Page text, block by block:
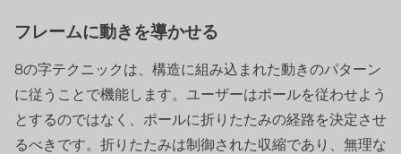
フレームに動きを導かせる
8の字テクニックは、構造に組み込まれた動きのパターン
に従うことで機能します。ユーザーはポールを従わせよう
とするのではなく、ポールに折りたたみの経路を決定させ
るべきです。折りたたみは制御された収縮であり、無理な